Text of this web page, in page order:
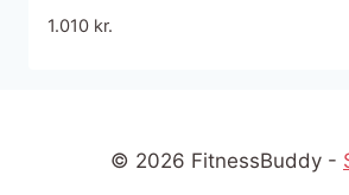
1.010 kr.
© 2026 FitnessBuddy -